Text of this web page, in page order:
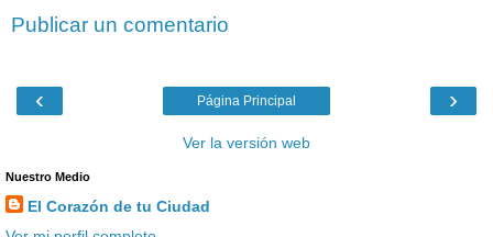
Publicar un comentario
‹ ›
Página Principal
Ver la versión web
Nuestro Medio
El Corazón de tu Ciudad